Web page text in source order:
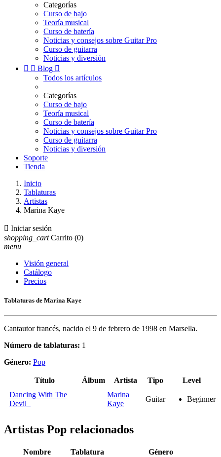
Categorías
Curso de bajo
Teoría musical
Curso de batería
Noticias y consejos sobre Guitar Pro
Curso de guitarra
Noticias y diversión
  Blog 
Todos los artículos
Categorías
Curso de bajo
Teoría musical
Curso de batería
Noticias y consejos sobre Guitar Pro
Curso de guitarra
Noticias y diversión
Soporte
Tienda
Inicio
Tablaturas
Artistas
Marina Kaye
 Iniciar sesión
shopping_cart Carrito (0)
menu
Visión general
Catálogo
Precios
Tablaturas de Marina Kaye
Cantautor francés, nacido el 9 de febrero de 1998 en Marsella.
Número de tablaturas: 1
Género: Pop
Título Álbum Artista Tipo
Level
Dancing With The
Devil
Marina
Kaye
Guitar Beginner
Artistas Pop relacionados
Nombre Tablatura
Género